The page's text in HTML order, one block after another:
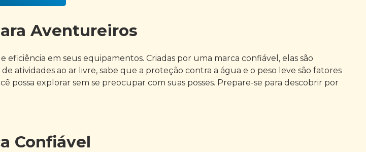
Aventureiros
em seus equipamentos. Criadas por uma marca confiável, elas são
atividades ao ar livre, sabe que a proteção contra a água e o peso leve são fatores
possa explorar sem se preocupar com suas posses. Prepare-se para descobrir por
Confiável